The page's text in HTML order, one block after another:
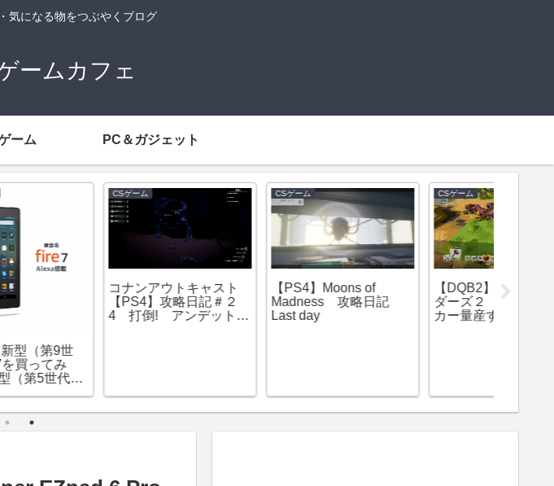
気になる物をつぶやくブログ
ームカフェ
ーム PC＆ガジェット
コナンアウトキャスト
【PS4】攻略日記＃２
4 打倒! アンデットド
【PS4】Moons of
Madness 攻略日記
Last day
CSゲーム
【DQB2】ドラクエビル
ダーズ２ 超スーパー
カー量産する方法！
【